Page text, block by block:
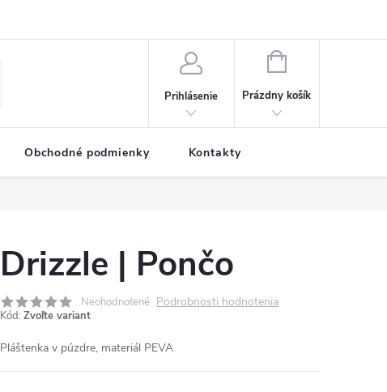
Prihlásenie
NÁKUPNÝ
Prázdny košík
Obchodné podmienky Kontakty
Drizzle | Pončo
Neohodnotené Podrobnosti hodnotenia
Kód: Zvoľte variant
Pláštenka v púzdre, materiál PEVA